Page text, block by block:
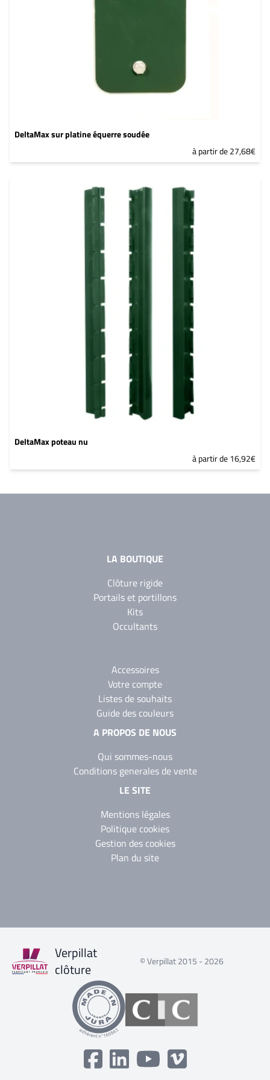
DeltaMax sur platine équerre soudée
à partir de 27,68€
DeltaMax poteau nu
à partir de 16,92€
LA BOUTIQUE
Clôture rigide
Portails et portillons
Kits
Occultants
Accessoires
Votre compte
Listes de souhaits
Guide des couleurs
A PROPOS DE NOUS
Qui sommes-nous
Conditions generales de vente
LE SITE
Mentions légales
Politique cookies
Gestion des cookies
Plan du site
Verpillat
clôture
© Verpillat 2015 - 2026